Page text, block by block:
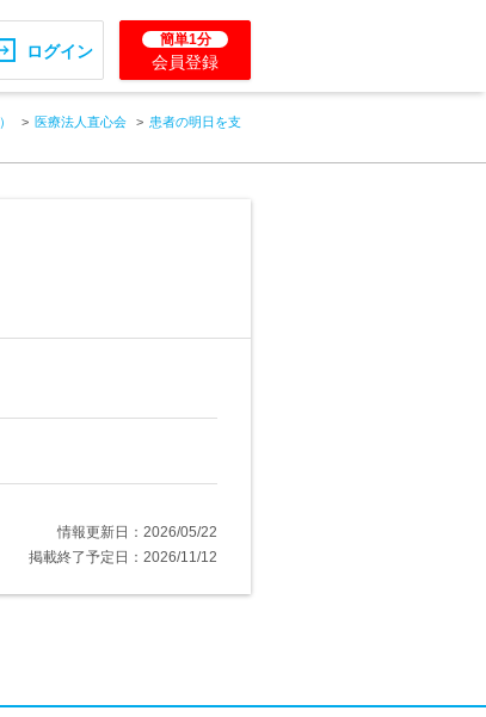
ログイン
簡単1分
会員登録
医療法人直心会
患者の明日を支
情報更新日：2026/05/22
掲載終了予定日：2026/11/12